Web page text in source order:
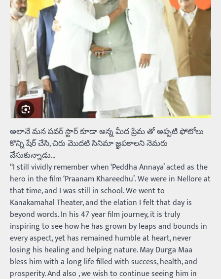
అలానే మన పవర్ స్టార్ కూడా అన్న మీద ప్రేమ తో అప్పటి ఫోటోలు
కొన్ని షేర్ చేసి, చిరు మొదటి సినిమా జ్ఞపకాలని నెమరు
వేసుకున్నాడు…
“I still vividly remember when ‘Peddha Annaya’ acted as the
hero in the film ‘Praanam Khareedhu’. We were in Nellore at
that time, and I was still in school. We went to
Kanakamahal Theater, and the elation I felt that day is
beyond words. In his 47 year film journey, it is truly
inspiring to see how he has grown by leaps and bounds in
every aspect, yet has remained humble at heart, never
losing his healing and helping nature. May Durga Maa
bless him with a long life filled with success, health, and
prosperity. And also , we wish to continue seeing him in